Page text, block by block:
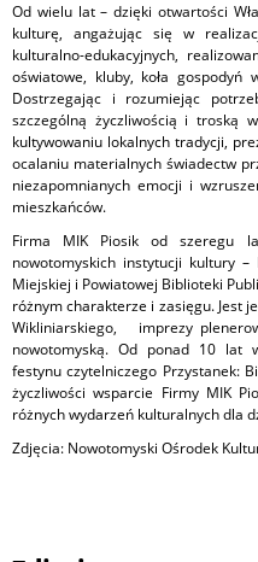
Od wielu lat – dzięki otwartości
kulturę, angażując się w
kulturalno-edukacyjnych,
oświatowe, kluby, koła gospodyń
Dostrzegając i rozumiejąc
szczególną życzliwością i troską
kultywowaniu lokalnych tradycji,
ocalaniu materialnych świadectw
niezapomnianych emocji i
mieszkańców.
Firma MIK Piosik od szeregu
nowotomyskich instytucji kultury
Miejskiej i Powiatowej Biblioteki
różnym charakterze i zasięgu. Jest
Wikliniarskiego, imprezy
nowotomyską. Od ponad 10 lat
festynu czytelniczego Przystanek:
życzliwości wsparcie Firmy MIK
różnych wydarzeń kulturalnych dla
Zdjęcia: Nowotomyski Ośrodek